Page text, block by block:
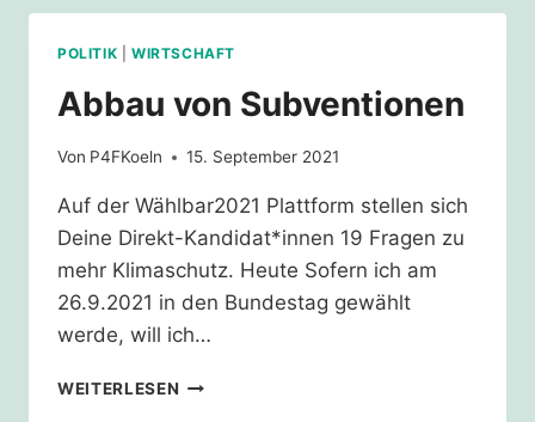
IMMER
ENERGIETRÄGER?
POLITIK WIRTSCHAFT
Abbau von Subventionen
Von P4FKoeln 15. September 2021
Auf der Wählbar2021 Plattform stellen sich
Deine Direkt-Kandidat*innen 19 Fragen zu
mehr Klimaschutz. Heute Sofern ich am
26.9.2021 in den Bundestag gewählt
werde, will ich…
WEITERLESEN ABBAU